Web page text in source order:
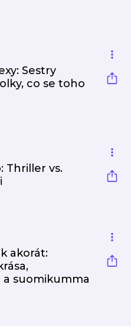
Sestry
co se toho
Thriller vs.
akorát:
suomikumma